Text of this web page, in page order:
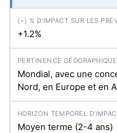
+1.2%
Mondial, avec une
Nord, en Europe et en
Moyen terme (2-4 ans)